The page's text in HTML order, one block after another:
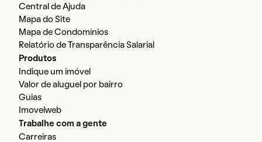
Central de Ajuda
Mapa do Site
Mapa de Condomínios
Relatório de Transparência Salarial
Produtos
Indique um imóvel
Valor de aluguel por bairro
Guias
Imovelweb
Trabalhe com a gente
Carreiras